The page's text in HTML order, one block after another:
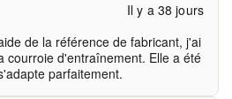
Il y a 38 jours
de la référence de fabricant, j'ai
courroie d'entraînement. Elle a été
parfaitement.